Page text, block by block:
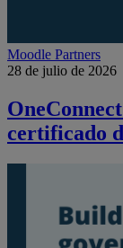
Moodle Partners
28 de julio de 2026
certificado